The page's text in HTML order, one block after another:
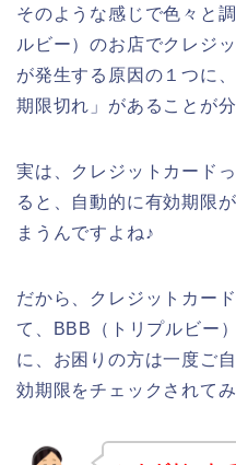
そのような感じで色々と
ルビー）のお店でクレジ
が発生する原因の１つに
期限切れ」があることが分
実は、クレジットカード
ると、自動的に有効期限
まうんですよね♪
だから、クレジットカー
て、BBB（トリプルビー
に、お困りの方は一度ご
効期限をチェックされて